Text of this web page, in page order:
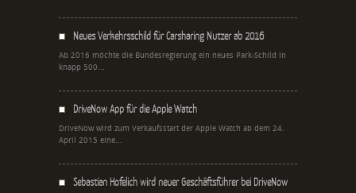
Neues Verkehrsschild für Carsharing Nutzer ab 2016
Ab 2016 möchte die Bundesregierung ein neues Park-Schild in
knapp 500...
DriveNow App für die Apple Watch
DriveNow wird zum Verkaufsstart der Apple Watch ab dem 24.
April 2015 eine...
Sebastian Hofelich wird neuer Geschäftsführer bei DriveNow